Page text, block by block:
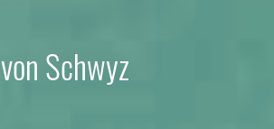
von Schwyz